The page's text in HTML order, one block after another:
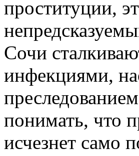
проституции,
Сочи
инфекциями,
понимать, что
исчезнет само